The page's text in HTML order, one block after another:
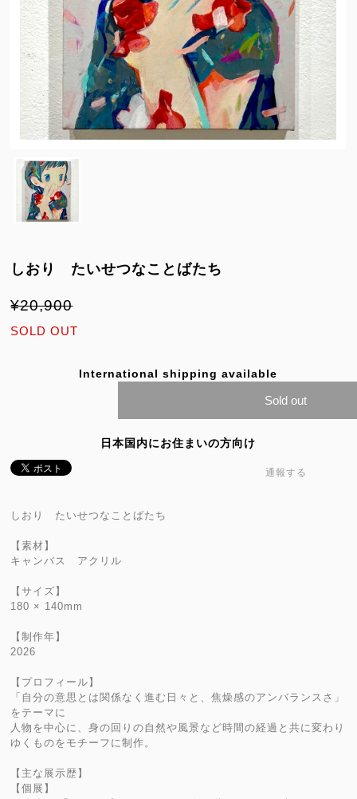
しおり たいせつなことばたち
¥20,900
SOLD OUT
International shipping available
Sold out
日本国内にお住まいの方向け
通報する
しおり たいせつなことばたち
【素材】
キャンバス アクリル
【サイズ】
180 × 140mm
【制作年】
2026
【プロフィール】
「自分の意思とは関係なく進む日々と、焦燥感のアンバランスさ」
をテーマに
人物を中心に、身の回りの自然や風景など時間の経過と共に変わり
ゆくものをモチーフに制作。
【主な展示歴】
【個展】